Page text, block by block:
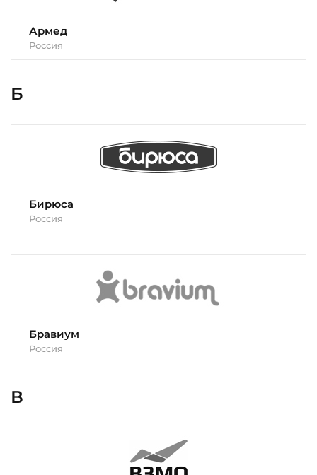
Армед
Россия
Б
Бирюса
Россия
Бравиум
Россия
В